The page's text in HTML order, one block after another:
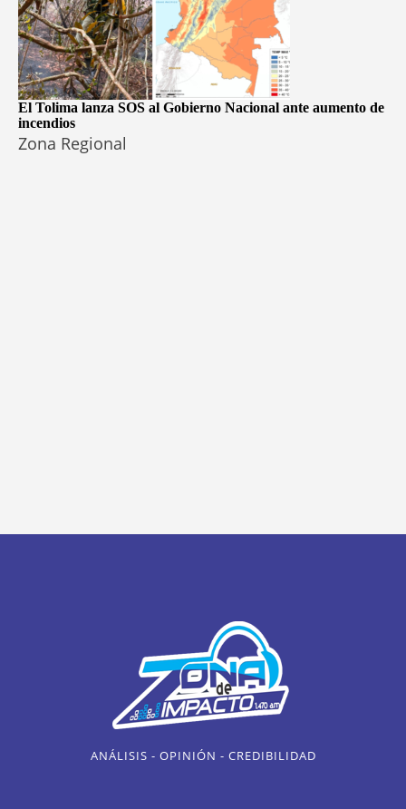
El Tolima lanza SOS al Gobierno Nacional ante aumento de
incendios
Zona Regional
ANÁLISIS - OPINIÓN - CREDIBILIDAD